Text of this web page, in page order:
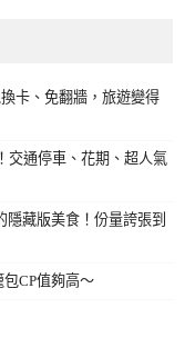
卡、免翻牆，旅遊變得
交通停車、花期、超人氣
隱藏版美食！份量誇張到
CP值夠高～